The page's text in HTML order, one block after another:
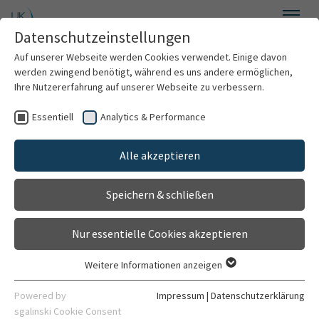
Zum Hauptinhalt springen
Willkommen
Über uns
Für Patienten
Für Ärzte
Radioonkologie und Strahlentherapie
Forschungsgruppe MR-
geführte
Strahlentherapie
Evaluation des Potentials der MR-geführten, adaptiven
Datenschutzeinstellungen
Auf unserer Webseite werden Cookies verwendet. Einige davon
werden zwingend benötigt, während es uns andere ermöglichen,
Ihre Nutzererfahrung auf unserer Webseite zu verbessern.
Essentiell Analytics & Performance
Alle akzeptieren
Speichern & schließen
Nur essentielle Cookies akzeptieren
Essentielle Cookies werden für grundlegende Funktionen der
Webseite benötigt. Dadurch ist gewährleistet, dass die
Weitere Informationen anzeigen
Powered by
sgalinski Cookie Consent
Impressum | Datenschutzerklärung